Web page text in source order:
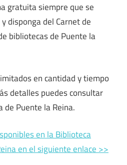
gratuita siempre que se
disponga del Carnet de
bibliotecas de Puente la
en cantidad y tiempo
detalles puedes consultar
de Puente la Reina.
en la Biblioteca
en el siguiente enlace >>